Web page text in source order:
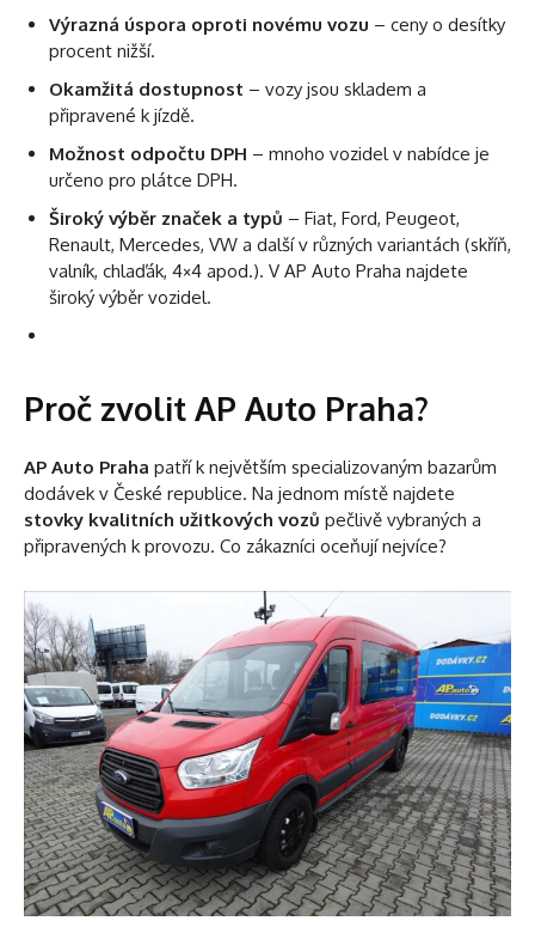
Výrazná úspora oproti novému vozu – ceny o desítky
procent nižší.
Okamžitá dostupnost – vozy jsou skladem a
připravené k jízdě.
Možnost odpočtu DPH – mnoho vozidel v nabídce je
určeno pro plátce DPH.
Široký výběr značek a typů – Fiat, Ford, Peugeot,
Renault, Mercedes, VW a další v různých variantách (skříň,
valník, chlaďák, 4×4 apod.). V AP Auto Praha najdete
široký výběr vozidel.
Proč zvolit AP Auto Praha?
AP Auto Praha patří k největším specializovaným bazarům
dodávek v České republice. Na jednom místě najdete
stovky kvalitních užitkových vozů pečlivě vybraných a
připravených k provozu. Co zákazníci oceňují nejvíce?